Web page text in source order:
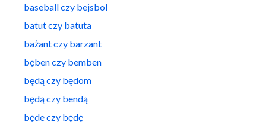
baseball czy bejsbol
batut czy batuta
bażant czy barzant
bęben czy bemben
będą czy będom
będą czy bendą
będe czy będę